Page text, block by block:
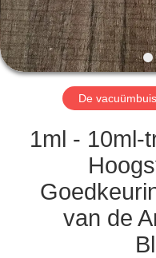
ONS
VERZOEK
EEN
SITEMAP
De
1ml - 10ml-
van de